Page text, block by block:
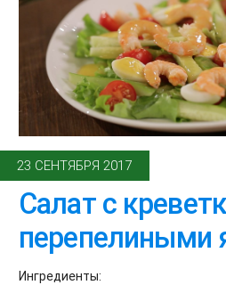
23 СЕНТЯБРЯ 2017
Салат с
перепелиными
Ингредиенты: